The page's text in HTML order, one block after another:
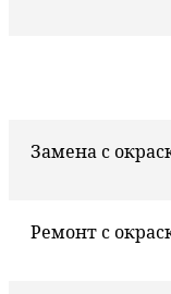
Замена с
Ремонт с